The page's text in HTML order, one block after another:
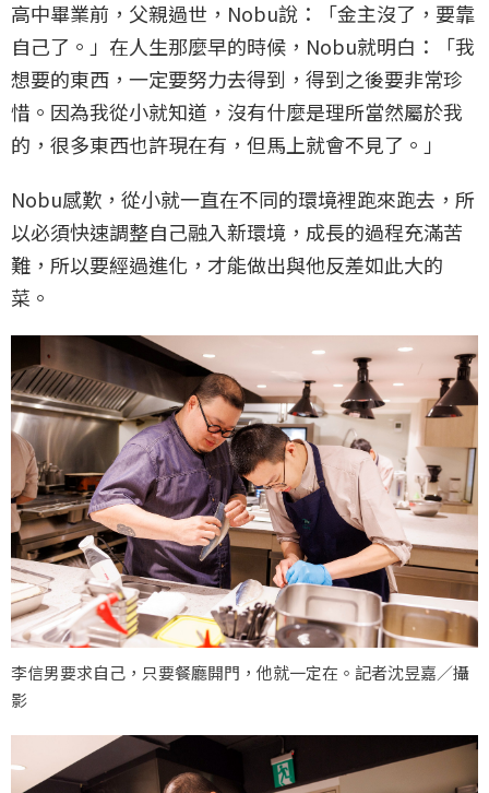
高中畢業前，父親過世，Nobu說：「金主沒了，要靠
自己了。」在人生那麼早的時候，Nobu就明白：「我
想要的東西，一定要努力去得到，得到之後要非常珍
惜。因為我從小就知道，沒有什麼是理所當然屬於我
的，很多東西也許現在有，但馬上就會不見了。」
Nobu感歎，從小就一直在不同的環境裡跑來跑去，所
以必須快速調整自己融入新環境，成長的過程充滿苦
難，所以要經過進化，才能做出與他反差如此大的
菜。
李信男要求自己，只要餐廳開門，他就一定在。記者沈昱嘉／攝
影